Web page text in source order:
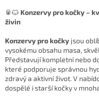
🥫🐱 Konzervy pro kočky –
živin
Konzervy pro kočky jsou
vysokému obsahu masa,
Představují kompletní nebo
které podporuje správnou
zdravý a aktivní život. V
dospělé i starší kočky v